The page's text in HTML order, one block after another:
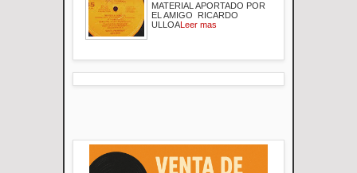
MATERIAL APORTADO POR
EL AMIGO RICARDO
ULLOA Leer mas